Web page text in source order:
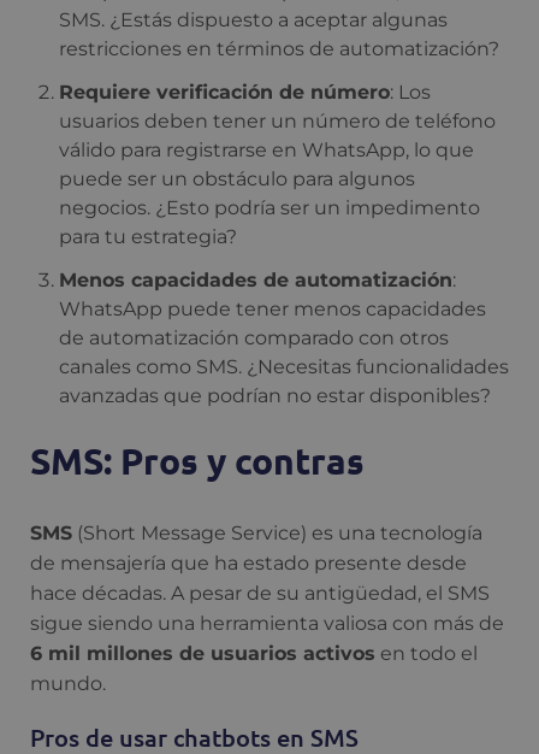
SMS. ¿Estás dispuesto a aceptar algunas
restricciones en términos de automatización?
Requiere verificación de número: Los
usuarios deben tener un número de teléfono
válido para registrarse en WhatsApp, lo que
puede ser un obstáculo para algunos
negocios. ¿Esto podría ser un impedimento
para tu estrategia?
Menos capacidades de automatización:
WhatsApp puede tener menos capacidades
de automatización comparado con otros
canales como SMS. ¿Necesitas funcionalidades
avanzadas que podrían no estar disponibles?
SMS: Pros y contras
SMS (Short Message Service) es una tecnología
de mensajería que ha estado presente desde
hace décadas. A pesar de su antigüedad, el SMS
sigue siendo una herramienta valiosa con más de
6 mil millones de usuarios activos en todo el
mundo.
Pros de usar chatbots en SMS